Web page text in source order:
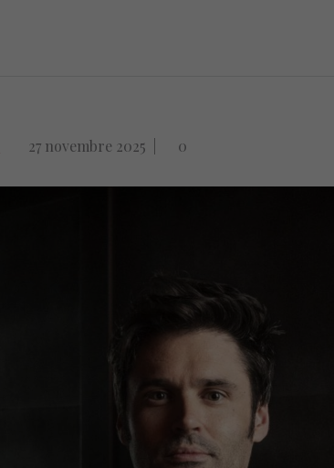
27 novembre 2025 0